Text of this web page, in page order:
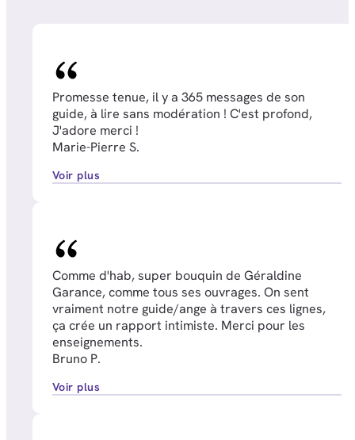
Promesse tenue, il y a 365 messages de son
guide, à lire sans modération ! C'est profond,
J'adore merci !
Marie-Pierre S.
Voir plus
Comme d'hab, super bouquin de Géraldine
Garance, comme tous ses ouvrages. On sent
vraiment notre guide/ange à travers ces lignes,
ça crée un rapport intimiste. Merci pour les
enseignements.
Bruno P.
Voir plus